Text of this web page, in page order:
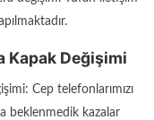
Kapak Değişimi
Cep telefonlarımızı
beklenmedik kazalar